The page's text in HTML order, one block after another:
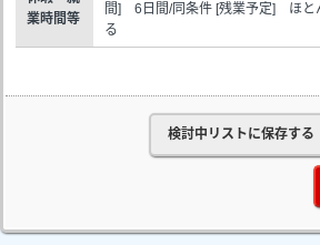
業時間等
間] 6日間/同条件 [残業予定] ほと
る
検討中リストに保存する